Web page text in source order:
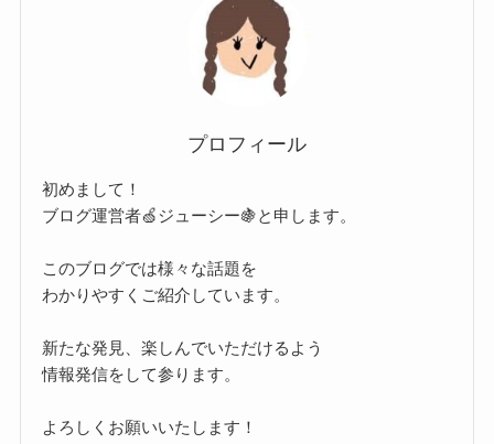
プロフィール
初めまして！
ブログ運営者🍏ジューシー🍇と申します。
このブログでは様々な話題を
わかりやすくご紹介しています。
新たな発見、楽しんでいただけるよう
情報発信をして参ります。
よろしくお願いいたします！